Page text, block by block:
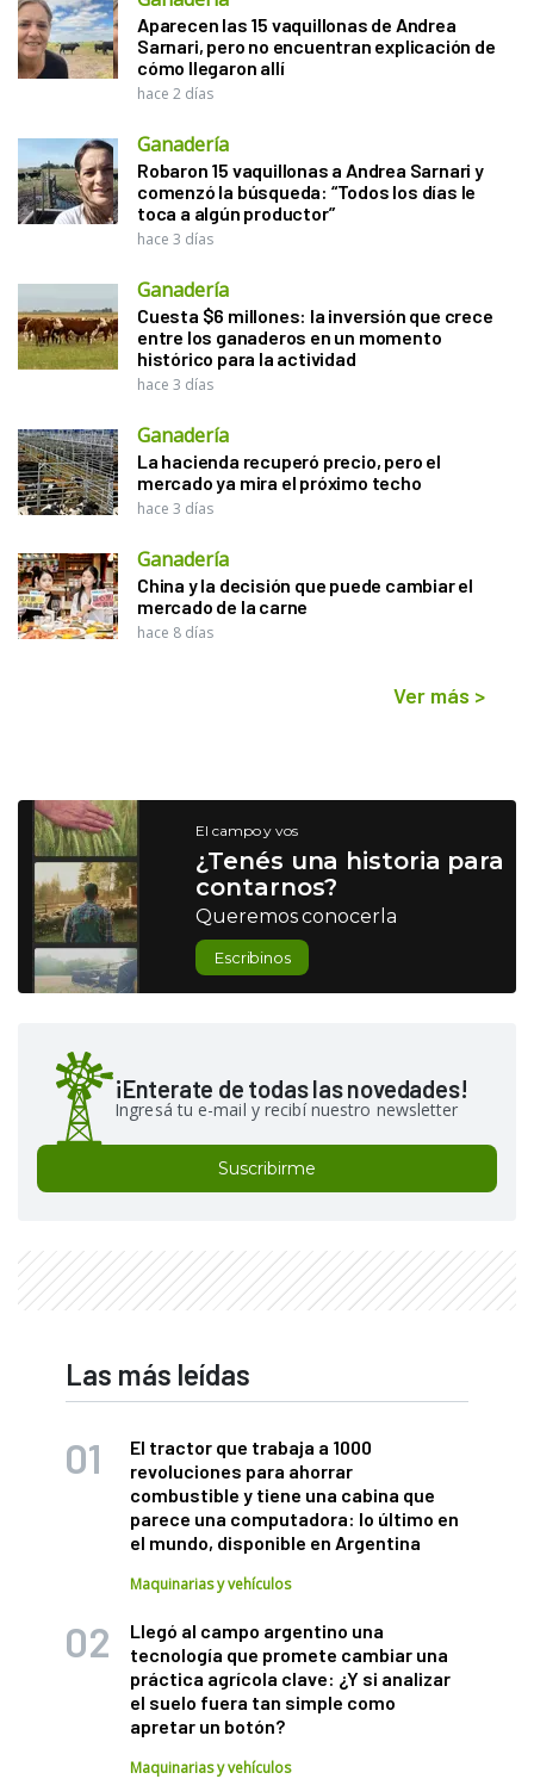
Aparecen las 15 vaquillonas de Andrea
Sarnari, pero no encuentran explicación de
cómo llegaron allí
hace 2 días
Ganadería
Robaron 15 vaquillonas a Andrea Sarnari y
comenzó la búsqueda: “Todos los días le
toca a algún productor”
hace 3 días
Ganadería
Cuesta $6 millones: la inversión que crece
entre los ganaderos en un momento
histórico para la actividad
hace 3 días
Ganadería
La hacienda recuperó precio, pero el
mercado ya mira el próximo techo
hace 3 días
Ganadería
China y la decisión que puede cambiar el
mercado de la carne
hace 8 días
Ver más >
El campo y vos
¿Tenés una historia para
contarnos?
Queremos conocerla
Escribinos
¡Enterate de todas las novedades!
Ingresá tu e-mail y recibí nuestro newsletter
Suscribirme
Las más leídas
El tractor que trabaja a 1000
revoluciones para ahorrar
combustible y tiene una cabina que
parece una computadora: lo último en
el mundo, disponible en Argentina
Maquinarias y vehículos
Llegó al campo argentino una
tecnología que promete cambiar una
práctica agrícola clave: ¿Y si analizar
el suelo fuera tan simple como
apretar un botón?
Maquinarias y vehículos